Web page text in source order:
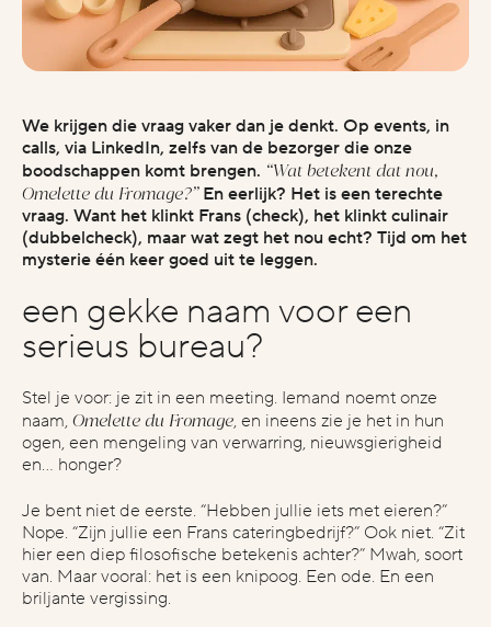
search engine optimization (seo)
about
industries
projects
vacatures
start the conversation
contact
instagram
linkedin
stay inspired
blog
vimeo
voor samenwerking heb je in
wat is een indicatie van je budget?
We krijgen die vraag vaker dan je denkt. Op events, in
calls, via LinkedIn, zelfs van de bezorger die onze
boodschappen komt brengen. “Wat betekent dat nou,
Omelette du Fromage?”En eerlijk? Het is een terechte
vraag. Want het klinkt Frans (check), het klinkt culinair
(dubbelcheck), maar wat zegt het nou echt? Tijd om het
mysterie één keer goed uit te leggen.
een gekke naam voor een
serieus bureau?
Stel je voor: je zit in een meeting. Iemand noemt onze
naam, Omelette du Fromage, en ineens zie je het in hun
ogen, een mengeling van verwarring, nieuwsgierigheid
en… honger?
Je bent niet de eerste. “Hebben jullie iets met eieren?”
Nope. “Zijn jullie een Frans cateringbedrijf?” Ook niet. “Zit
hier een diep filosofische betekenis achter?” Mwah, soort
van. Maar vooral: het is een knipoog. Een ode. En een
briljante vergissing.